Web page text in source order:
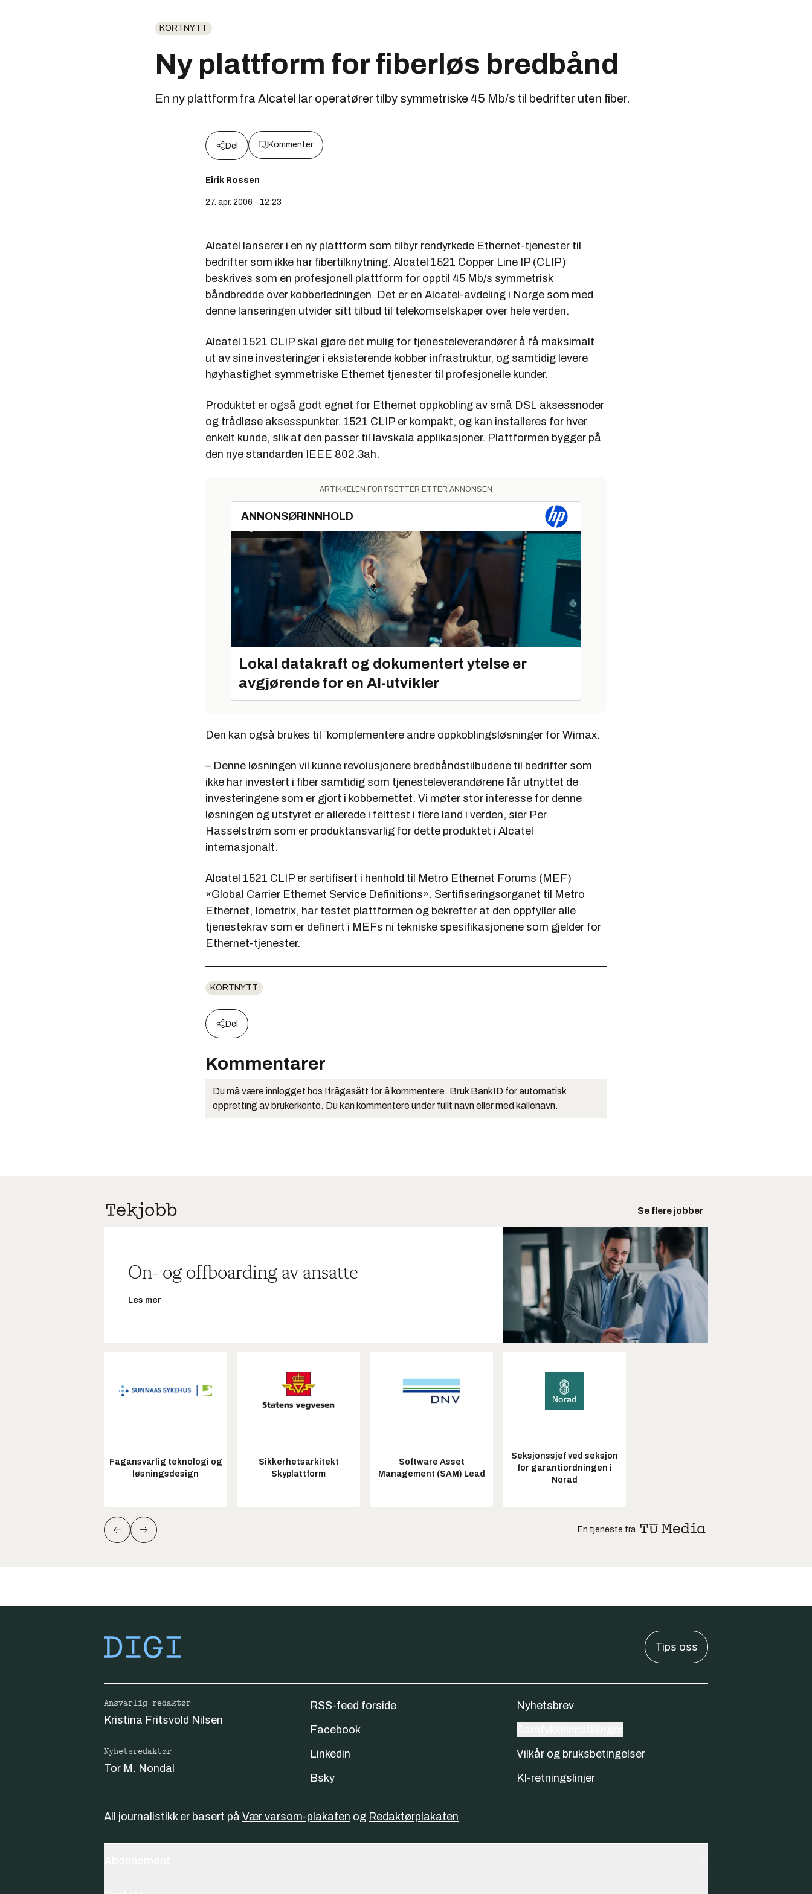
KORTNYTT
Ny plattform for fiberløs bredbånd
En ny plattform fra Alcatel lar operatører tilby symmetriske 45 Mb/s til bedrifter uten fiber.
Del Kommenter
Eirik Rossen
27. apr. 2006 - 12:23
Alcatel lanserer i en ny plattform som tilbyr rendyrkede Ethernet-tjenester til
bedrifter som ikke har fibertilknytning. Alcatel 1521 Copper Line IP (CLIP)
beskrives som en profesjonell plattform for opptil 45 Mb/s symmetrisk
båndbredde over kobberledningen. Det er en Alcatel-avdeling i Norge som med
denne lanseringen utvider sitt tilbud til telekomselskaper over hele verden.
Alcatel 1521 CLIP skal gjøre det mulig for tjenesteleverandører å få maksimalt
ut av sine investeringer i eksisterende kobber infrastruktur, og samtidig levere
høyhastighet symmetriske Ethernet tjenester til profesjonelle kunder.
Produktet er også godt egnet for Ethernet oppkobling av små DSL aksessnoder
og trådløse aksesspunkter. 1521 CLIP er kompakt, og kan installeres for hver
enkelt kunde, slik at den passer til lavskala applikasjoner. Plattformen bygger på
den nye standarden IEEE 802.3ah.
ARTIKKELEN FORTSETTER ETTER ANNONSEN
ANNONSØRINNHOLD
Lokal datakraft og dokumentert ytelse er
avgjørende for en AI-utvikler
Den kan også brukes til ¨komplementere andre oppkoblingsløsninger for Wimax.
– Denne løsningen vil kunne revolusjonere bredbåndstilbudene til bedrifter som
ikke har investert i fiber samtidig som tjenesteleverandørene får utnyttet de
investeringene som er gjort i kobbernettet. Vi møter stor interesse for denne
løsningen og utstyret er allerede i felttest i flere land i verden, sier Per
Hasselstrøm som er produktansvarlig for dette produktet i Alcatel
internasjonalt.
Alcatel 1521 CLIP er sertifisert i henhold til Metro Ethernet Forums (MEF)
«Global Carrier Ethernet Service Definitions». Sertifiseringsorganet til Metro
Ethernet, Iometrix, har testet plattformen og bekrefter at den oppfyller alle
tjenestekrav som er definert i MEFs ni tekniske spesifikasjonene som gjelder for
Ethernet-tjenester.
KORTNYTT
Del
Kommentarer
Du må være innlogget hos Ifrågasätt for å kommentere. Bruk BankID for automatisk
oppretting av brukerkonto. Du kan kommentere under fullt navn eller med kallenavn.
Se flere jobber
On- og offboarding av ansatte
Les mer
Fagansvarlig teknologi og
løsningsdesign
Sikkerhetsarkitekt
Skyplattform
Software Asset
Management (SAM) Lead
Seksjonssjef ved seksjon
for garantiordningen i
Norad
En tjeneste fra
Tips oss
Ansvarlig redaktør
Kristina Fritsvold Nilsen
Nyhetsredaktør
Tor M. Nondal
RSS-feed forside
Facebook
Linkedin
Bsky
Nyhetsbrev
Vilkår og bruksbetingelser
KI-retningslinjer
All journalistikk er basert på Vær varsom-plakaten og Redaktørplakaten